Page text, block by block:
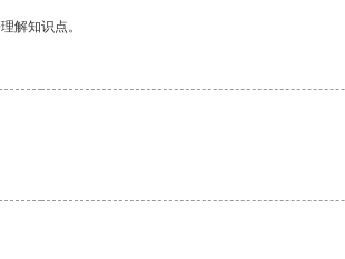
解知识点。